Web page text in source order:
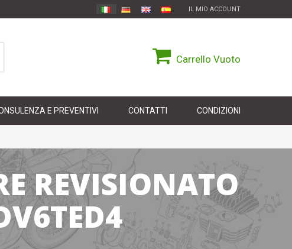
IL MIO ACCOUNT
Carrello Vuoto
E PREVENTIVI CONTATTI CONDIZIONI
REVISIONATO